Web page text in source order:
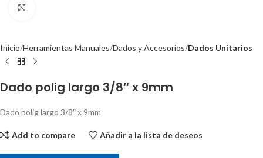
Inicio Herramientas Manuales Dados y Accesorios Dados Unitarios
Dado polig largo 3/8″ x 9mm
Dado polig largo 3/8″ x 9mm
Add to compare Añadir a la lista de deseos